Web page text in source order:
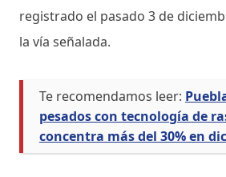
registrado el pasado 3 de
la vía señalada.
Te recomendamos leer:
pesados con tecnología de
concentra más del 30% en